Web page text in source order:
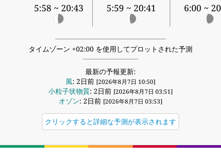
5:58 ~ 20:43 5:59 ~ 20:41 6:00 ~
タイムゾーン +02:00 を使用してプロットされた予測
最新の予報更新:
風: 2日前 [2026年8月7日 10:50]
小粒子状物質: 2日前 [2026年8月7日 03:51]
オゾン: 2日前 [2026年8月7日 03:53]
クリックすると詳細な予測が表示されます